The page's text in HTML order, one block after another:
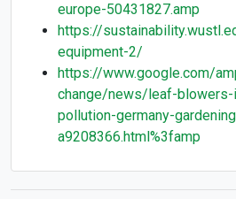
europe-50431827.amp
https://
equipment-2/
https://www.google.com/
change/news/leaf-
pollution-germany-
a9208366.html%3famp